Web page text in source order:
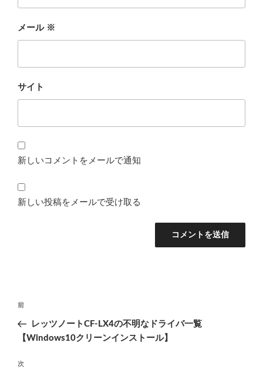
メール ※
サイト
新しいコメントをメールで通知
新しい投稿をメールで受け取る
投
ナ
ゲ
前
の
投
前
レッツノートCF-LX4の不明なドライバ一覧
【Windows10クリーンインストール】
次
次